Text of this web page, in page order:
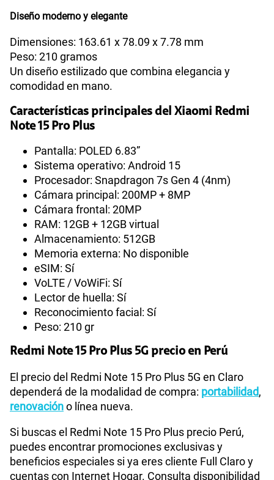
Diseño moderno y elegante
Dimensiones: 163.61 x 78.09 x 7.78 mm
Peso: 210 gramos
Un diseño estilizado que combina elegancia y
comodidad en mano.
Características principales del Xiaomi Redmi
Note 15 Pro Plus
Pantalla: POLED 6.83”
Sistema operativo: Android 15
Procesador: Snapdragon 7s Gen 4 (4nm)
Cámara principal: 200MP + 8MP
Cámara frontal: 20MP
RAM: 12GB + 12GB virtual
Almacenamiento: 512GB
Memoria externa: No disponible
eSIM: Sí
VoLTE / VoWiFi: Sí
Lector de huella: Sí
Reconocimiento facial: Sí
Peso: 210 gr
Redmi Note 15 Pro Plus 5G precio en Perú
El precio del Redmi Note 15 Pro Plus 5G en Claro
dependerá de la modalidad de compra: portabilidad,
renovacióno línea nueva.
Si buscas el Redmi Note 15 Pro Plus precio Perú,
puedes encontrar promociones exclusivas y
beneficios especiales si ya eres cliente Full Claro y
cuentas con Internet Hogar. Consulta disponibilidad